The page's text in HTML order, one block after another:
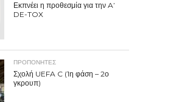
Εκπνέει η προθεσμία για την A’
DE-TOX
ΠΡΟΠΟΝΗΤΈΣ
Σχολή UEFA C (1η φάση – 2ο
γκρουπ)